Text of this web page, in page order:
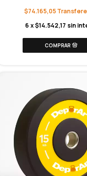
$74.165,05
6 x$14.542,17 sin